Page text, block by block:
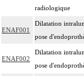
radiologique
ENAF001
Dilatation
pose
ENAF002
Dilatation
pose